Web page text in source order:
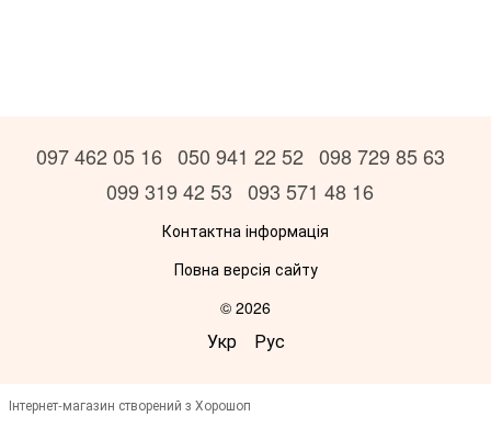
097 462 05 16 050 941 22 52 098 729 85 63
099 319 42 53 093 571 48 16
Контактна інформація
Повна версія сайту
© 2026
Укр Рус
Інтернет-магазин створений з Хорошоп